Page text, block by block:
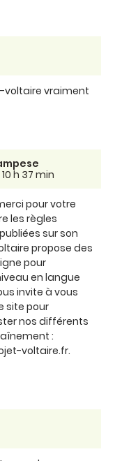
voltaire vraiment
h 37 min
pour votre
les règles
sur son
propose des
pour
en langue
invite à vous
site pour
nos différents
:
voltaire.fr.